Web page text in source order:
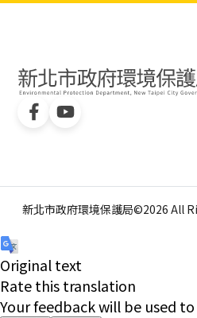
新北市政府環境保護局©2026 All
Original text
Rate this translation
Your feedback will be used